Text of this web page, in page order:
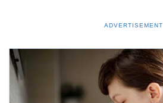
ADVERTISEMENT